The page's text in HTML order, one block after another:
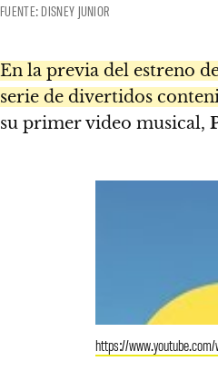
FUENTE: DISNEY JUNIOR
En la previa del estreno
serie de divertidos
su primer video musical,
https://